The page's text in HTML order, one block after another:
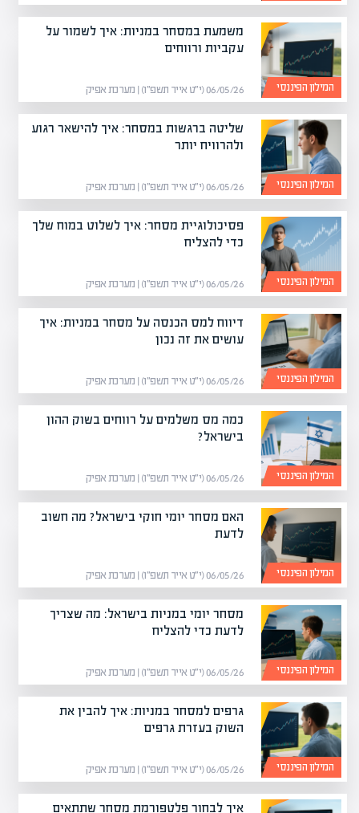
המילון הפיננסי
משמעת במסחר במניות: איך לשמור על
עקביות ורווחים
06/05/26 (י״ט אייר תשפ״ו) | מערכת אפיק
המילון הפיננסי
שליטה ברגשות במסחר: איך להישאר רגוע
ולהרוויח יותר
06/05/26 (י״ט אייר תשפ״ו) | מערכת אפיק
המילון הפיננסי
פסיכולוגיית מסחר: איך לשלוט במוח שלך
כדי להצליח
06/05/26 (י״ט אייר תשפ״ו) | מערכת אפיק
המילון הפיננסי
דיווח למס הכנסה על מסחר במניות: איך
עושים את זה נכון
06/05/26 (י״ט אייר תשפ״ו) | מערכת אפיק
המילון הפיננסי
כמה מס משלמים על רווחים בשוק ההון
בישראל?
06/05/26 (י״ט אייר תשפ״ו) | מערכת אפיק
המילון הפיננסי
האם מסחר יומי חוקי בישראל? מה חשוב
לדעת
06/05/26 (י״ט אייר תשפ״ו) | מערכת אפיק
המילון הפיננסי
מסחר יומי במניות בישראל: מה שצריך
לדעת כדי להצליח
06/05/26 (י״ט אייר תשפ״ו) | מערכת אפיק
המילון הפיננסי
גרפים למסחר במניות: איך להבין את
השוק בעזרת גרפים
06/05/26 (י״ט אייר תשפ״ו) | מערכת אפיק
איך לבחור פלטפורמת מסחר שתתאים